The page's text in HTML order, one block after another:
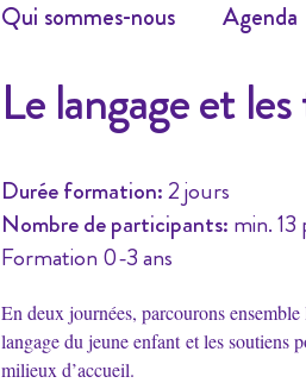
Qui sommes-nous Agenda
Le langage et
Durée formation:2 jours
Nombre de participants: min. 13
Formation 0-3 ans
En deux journées, parcourons
langage du jeune enfant et les soutiens
milieux d’accueil.